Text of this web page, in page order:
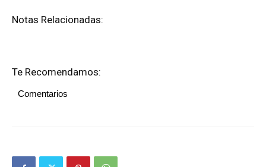
Notas Relacionadas:
Te Recomendamos:
Comentarios